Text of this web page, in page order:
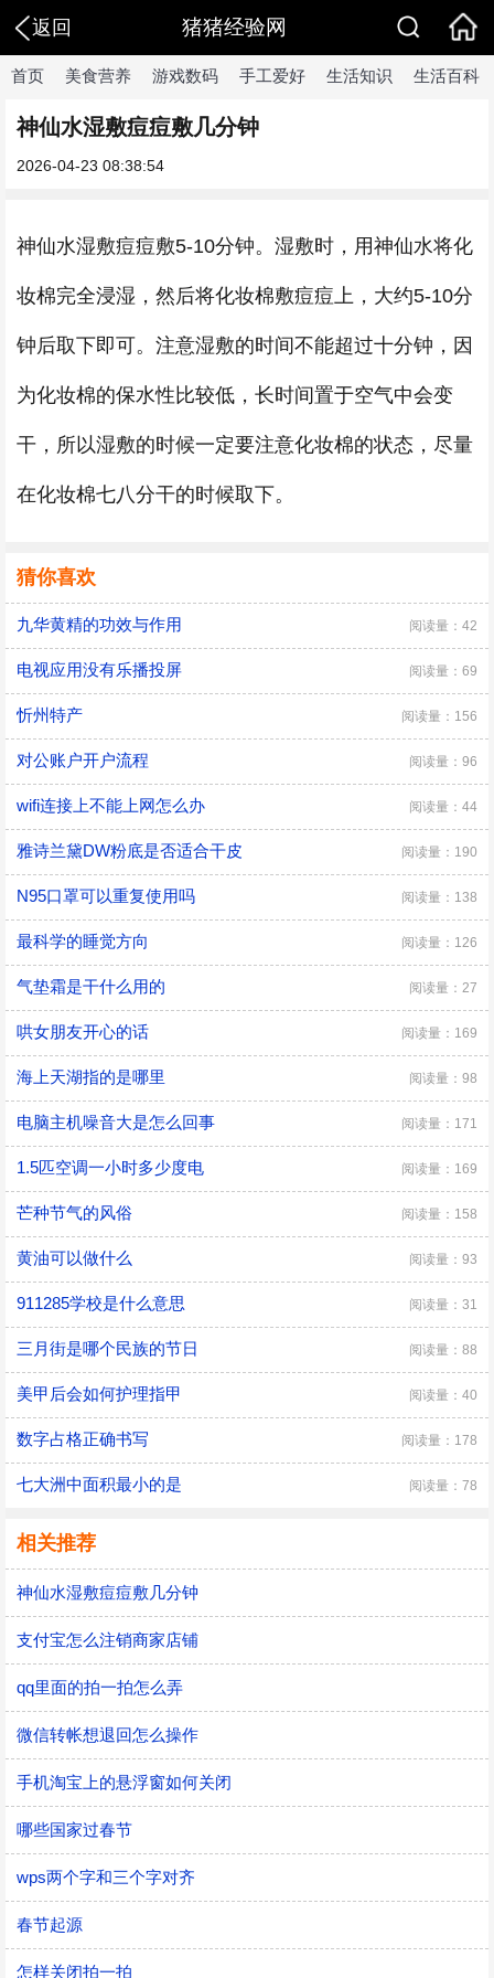
返回 猪猪经验网
首页 美食营养 游戏数码 手工爱好 生活知识 生活百科
神仙水湿敷痘痘敷几分钟
2026-04-23 08:38:54
神仙水湿敷痘痘敷5-10分钟。湿敷时，用神仙水将化
妆棉完全浸湿，然后将化妆棉敷痘痘上，大约5-10分
钟后取下即可。注意湿敷的时间不能超过十分钟，因
为化妆棉的保水性比较低，长时间置于空气中会变
干，所以湿敷的时候一定要注意化妆棉的状态，尽量
在化妆棉七八分干的时候取下。
猜你喜欢
九华黄精的功效与作用 阅读量：42
电视应用没有乐播投屏 阅读量：69
忻州特产 阅读量：156
对公账户开户流程 阅读量：96
wifi连接上不能上网怎么办 阅读量：44
雅诗兰黛DW粉底是否适合干皮 阅读量：190
N95口罩可以重复使用吗 阅读量：138
最科学的睡觉方向 阅读量：126
气垫霜是干什么用的 阅读量：27
哄女朋友开心的话 阅读量：169
海上天湖指的是哪里 阅读量：98
电脑主机噪音大是怎么回事 阅读量：171
1.5匹空调一小时多少度电 阅读量：169
芒种节气的风俗 阅读量：158
黄油可以做什么 阅读量：93
911285学校是什么意思 阅读量：31
三月街是哪个民族的节日 阅读量：88
美甲后会如何护理指甲 阅读量：40
数字占格正确书写 阅读量：178
七大洲中面积最小的是 阅读量：78
相关推荐
神仙水湿敷痘痘敷几分钟
支付宝怎么注销商家店铺
qq里面的拍一拍怎么弄
微信转帐想退回怎么操作
手机淘宝上的悬浮窗如何关闭
哪些国家过春节
wps两个字和三个字对齐
春节起源
怎样关闭拍一拍